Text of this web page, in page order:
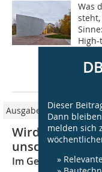
Dieser
Dann
melden sich
»
Was
Ausgabe 06/2020
Wird Carbon
unschlagbar!
Im Gespräch mit